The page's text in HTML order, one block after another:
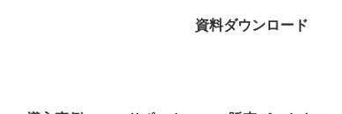
資料ダウンロード